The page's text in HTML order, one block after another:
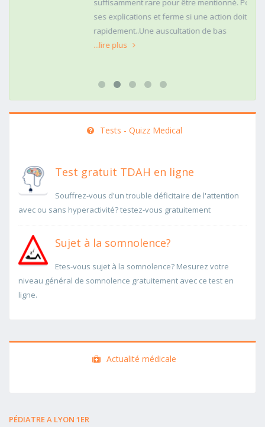
suffisamment rare pour être mentionné. Posé,clair dans
ses explications et ferme si une action doit être menée
rapidement..Une auscultation de bas
Tests - Quizz Medical
Test gratuit TDAH en ligne
Souffrez-vous d'un trouble déficitaire de l'attention
avec ou sans hyperactivité? testez-vous gratuitement
Sujet à la somnolence?
Etes-vous sujet à la somnolence? Mesurez votre
niveau général de somnolence gratuitement avec ce test en
ligne.
Actualité médicale
PÉDIATRE A LYON 1ER